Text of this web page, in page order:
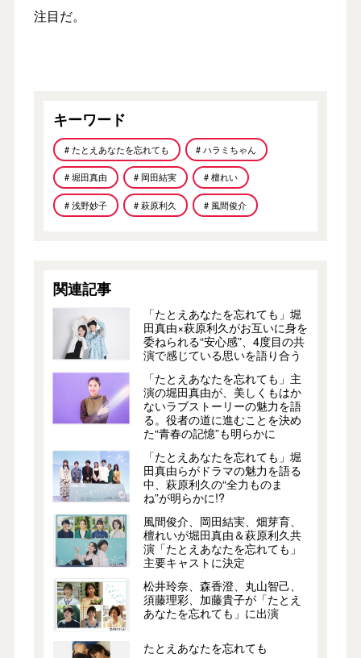
注目だ。
キーワード
# たとえあなたを忘れても # ハラミちゃん
# 堀田真由 # 岡田結実 # 檀れい
# 浅野妙子 # 萩原利久 # 風間俊介
関連記事
「たとえあなたを忘れても」堀
田真由×萩原利久がお互いに身を
委ねられる“安心感”、4度目の共
演で感じている思いを語り合う
「たとえあなたを忘れても」主
演の堀田真由が、美しくもはか
ないラブストーリーの魅力を語
る。役者の道に進むことを決め
た“青春の記憶”も明らかに
「たとえあなたを忘れても」堀
田真由らがドラマの魅力を語る
中、萩原利久の“全力ものま
ね”が明らかに!?
風間俊介、岡田結実、畑芽育、
檀れいが堀田真由＆萩原利久共
演「たとえあなたを忘れても」
主要キャストに決定
松井玲奈、森香澄、丸山智己、
須藤理彩、加藤貴子が「たとえ
あなたを忘れても」に出演
たとえあなたを忘れても